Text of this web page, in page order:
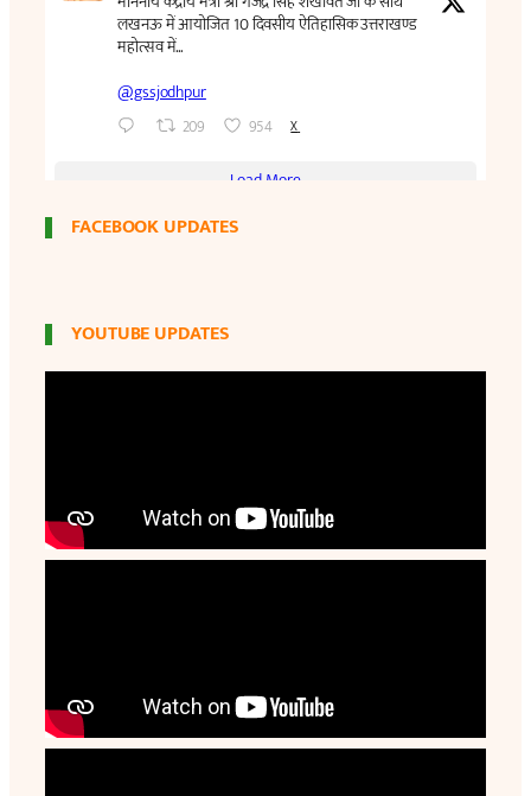
FACEBOOK UPDATES
YOUTUBE UPDATES